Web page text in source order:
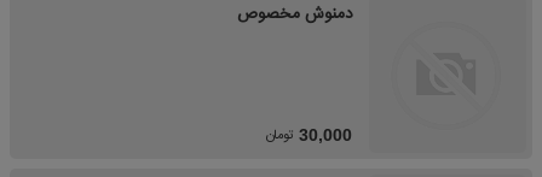
دمنوش مخصوص
30,000 تومان